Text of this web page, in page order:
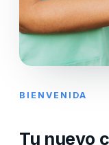
BIENVENIDA
Tu nuevo